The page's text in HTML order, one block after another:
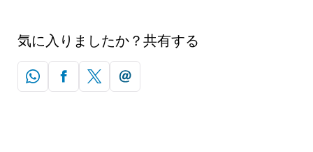
気に入りましたか？共有する